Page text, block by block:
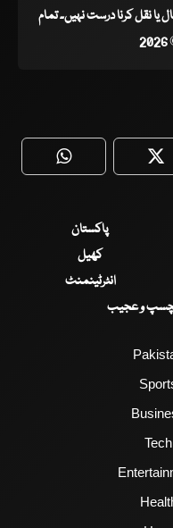
نقل کرنا درست نہیں۔ تمام
WhatsApp
پاکستان
کھیل
انٹرٹینمنٹ
و عجیب